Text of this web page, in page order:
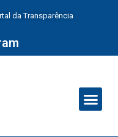
da Transparência